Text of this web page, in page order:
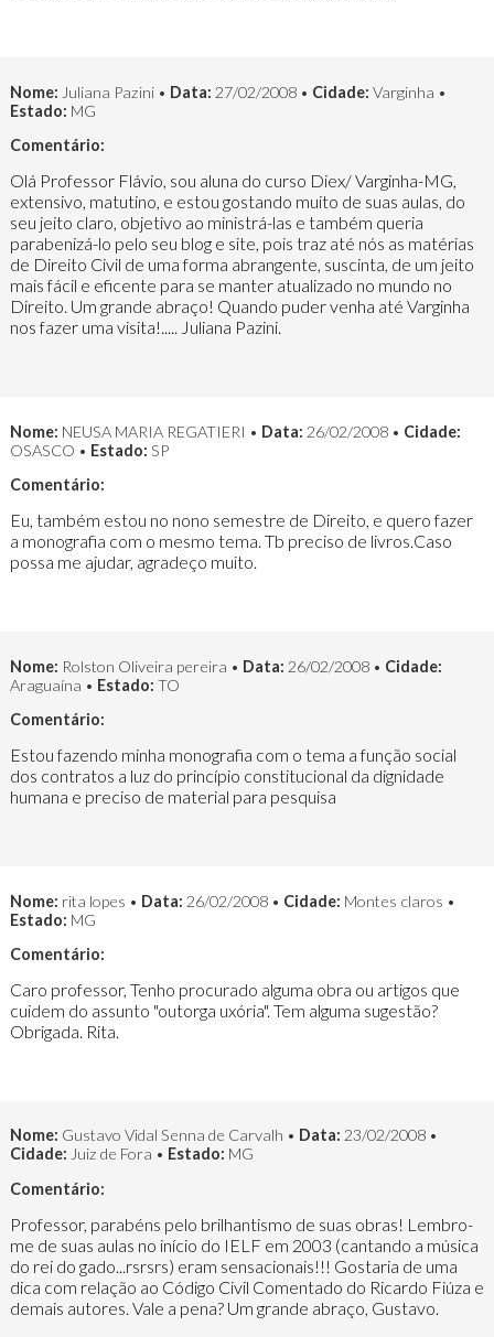
Nome: Juliana Pazini • Data: 27/02/2008 • Cidade: Varginha •
Estado: MG
Comentário:
Olá Professor Flávio, sou aluna do curso Diex/ Varginha-MG,
extensivo, matutino, e estou gostando muito de suas aulas, do
seu jeito claro, objetivo ao ministrá-las e também queria
parabenizá-lo pelo seu blog e site, pois traz até nós as matérias
de Direito Civil de uma forma abrangente, suscinta, de um jeito
mais fácil e eficente para se manter atualizado no mundo no
Direito. Um grande abraço! Quando puder venha até Varginha
nos fazer uma visita!..... Juliana Pazini.
Nome: NEUSA MARIA REGATIERI • Data: 26/02/2008 • Cidade:
OSASCO • Estado: SP
Comentário:
Eu, também estou no nono semestre de Direito, e quero fazer
a monografia com o mesmo tema. Tb preciso de livros.Caso
possa me ajudar, agradeço muito.
Nome: Rolston Oliveira pereira • Data: 26/02/2008 • Cidade:
Araguaína • Estado: TO
Comentário:
Estou fazendo minha monografia com o tema a função social
dos contratos a luz do princípio constitucional da dignidade
humana e preciso de material para pesquisa
Nome: rita lopes • Data: 26/02/2008 • Cidade: Montes claros •
Estado: MG
Comentário:
Caro professor, Tenho procurado alguma obra ou artigos que
cuidem do assunto "outorga uxória". Tem alguma sugestão?
Obrigada. Rita.
Nome: Gustavo Vidal Senna de Carvalh • Data: 23/02/2008 •
Cidade: Juiz de Fora • Estado: MG
Comentário:
Professor, parabéns pelo brilhantismo de suas obras! Lembro-
me de suas aulas no início do IELF em 2003 (cantando a música
do rei do gado...rsrsrs) eram sensacionais!!! Gostaria de uma
dica com relação ao Código Civil Comentado do Ricardo Fiúza e
demais autores. Vale a pena? Um grande abraço, Gustavo.